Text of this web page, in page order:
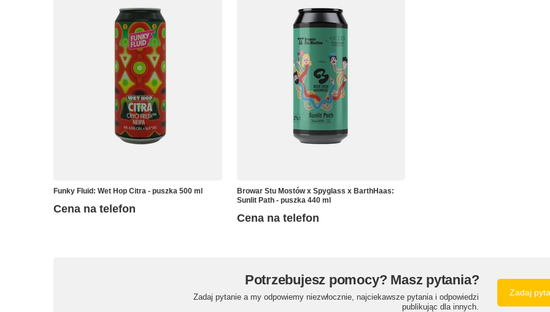
Funky Fluid: Wet Hop Citra - puszka 500 ml
Cena na telefon
Browar Stu Mostów x Spyglass x BarthHaas:
Sunlit Path - puszka 440 ml
Cena na telefon
Potrzebujesz pomocy? Masz pytania?
Zadaj pytanie a my odpowiemy niezwłocznie, najciekawsze pytania i odpowiedzi
publikując dla innych.
Zadaj